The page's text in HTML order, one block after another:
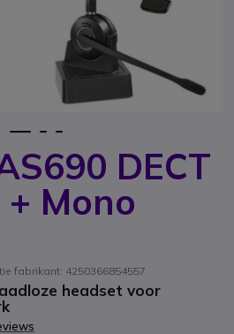
DECT
Mono
fabrikant: 4250366854557
headset voor
afbeeldingen-gallerij